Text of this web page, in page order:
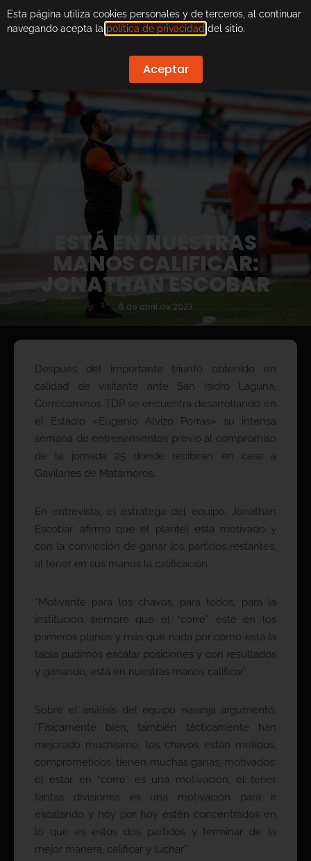
ESTÁ EN NUESTRAS
MANOS CALIFICAR:
JONATHAN ESCOBAR
6 de abril de 2023
Después del importante triunfo obtenido en
calidad de visitante ante San Isidro Laguna,
Correcaminos TDP se encuentra desarrollando en
el Estadio «Eugenio Alvizo Porras» su intensa
semana de entrenamientos previo al compromiso
de la jornada 25 donde recibirán en casa a
Gavilanes de Matamoros.
En entrevista, el estratega del equipo, Jonathan
Escobar, afirmó que el plantel está motivado y
con la convicción de ganar los partidos restantes,
al tener en sus manos la calificación.
“Motivante para los chavos, para todos, para la
institución siempre que el “corre” esté en los
primeros planos y más que nada por cómo está la
tabla pudimos escalar posiciones y con resultados
y ganando, está en nuestras manos calificar”.
Sobre el análisis del equipo naranja argumentó:
“Físicamente bien, también tácticamente han
mejorado muchísimo, los chavos están metidos,
comprometidos, tienen muchas ganas, motivados;
el estar en “corre” es una motivación, el tener
tantas divisiones es una motivación para ir
escalando y hoy por hoy estén concentrados en
lo que es estos dos partidos y terminar de la
mejor manera, calificar y luchar”.
Esta página utiliza cookies personales y de terceros, al continuar
navegando acepta la política de privacidad del sitio.
Aceptar